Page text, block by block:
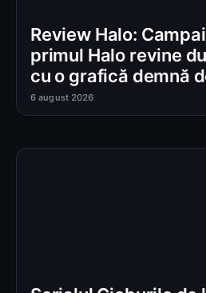
Review Halo:
primul Halo revine
cu o grafică demnă
6 august 2026